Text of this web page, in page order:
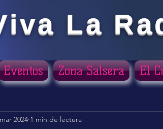
La
2024 1 min de lectura
Eventos Zona Salsera El